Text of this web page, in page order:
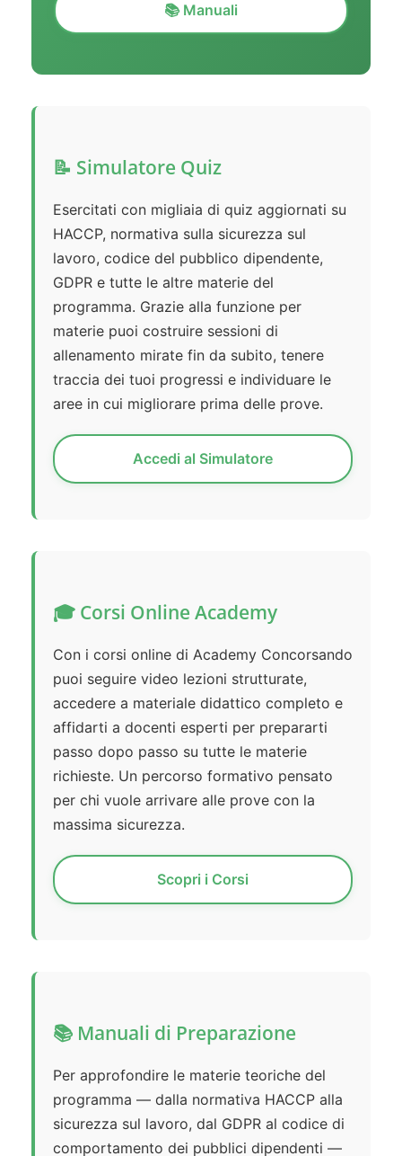
📚 Manuali
📝 Simulatore Quiz
Esercitati con migliaia di quiz aggiornati su
HACCP, normativa sulla sicurezza sul
lavoro, codice del pubblico dipendente,
GDPR e tutte le altre materie del
programma. Grazie alla funzione per
materie puoi costruire sessioni di
allenamento mirate fin da subito, tenere
traccia dei tuoi progressi e individuare le
aree in cui migliorare prima delle prove.
Accedi al Simulatore
🎓 Corsi Online Academy
Con i corsi online di Academy Concorsando
puoi seguire video lezioni strutturate,
accedere a materiale didattico completo e
affidarti a docenti esperti per prepararti
passo dopo passo su tutte le materie
richieste. Un percorso formativo pensato
per chi vuole arrivare alle prove con la
massima sicurezza.
Scopri i Corsi
📚 Manuali di Preparazione
Per approfondire le materie teoriche del
programma — dalla normativa HACCP alla
sicurezza sul lavoro, dal GDPR al codice di
comportamento dei pubblici dipendenti —